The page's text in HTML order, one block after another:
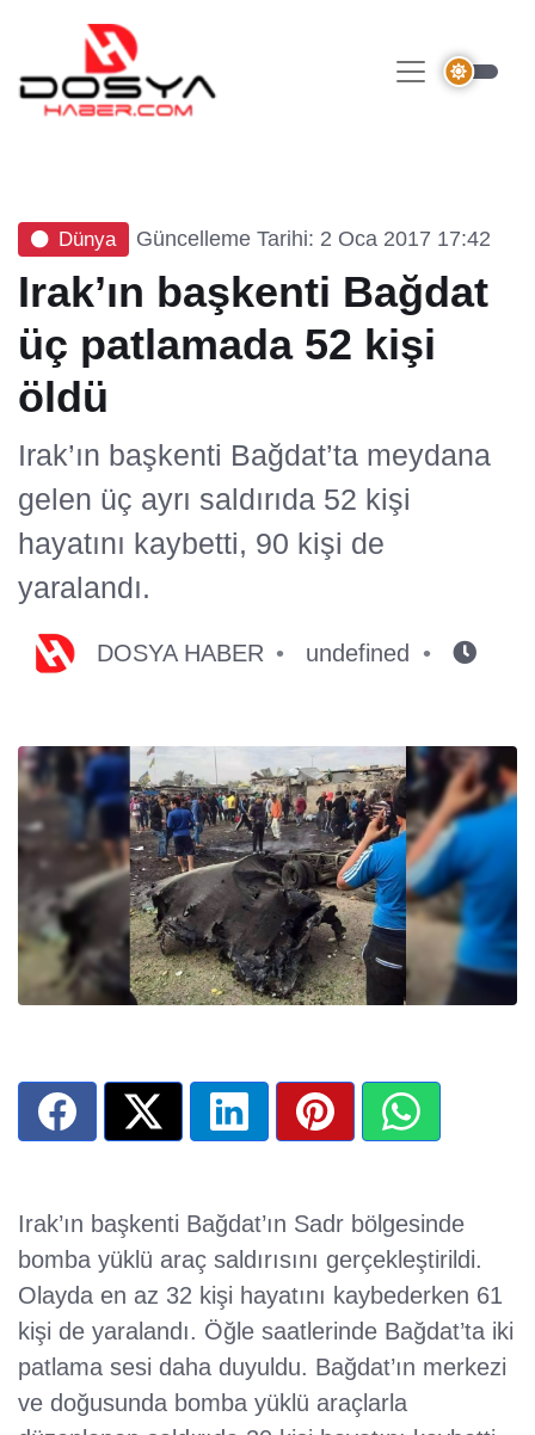
Dünya Güncelleme Tarihi: 2 Oca 2017 17:42
Irak’ın başkenti Bağdat
üç patlamada 52 kişi
öldü
Irak’ın başkenti Bağdat’ta meydana
gelen üç ayrı saldırıda 52 kişi
hayatını kaybetti, 90 kişi de
yaralandı.
DOSYA HABER undefined
Irak’ın başkenti Bağdat’ın Sadr bölgesinde
bomba yüklü araç saldırısını gerçekleştirildi.
Olayda en az 32 kişi hayatını kaybederken 61
kişi de yaralandı. Öğle saatlerinde Bağdat’ta iki
patlama sesi daha duyuldu. Bağdat’ın merkezi
ve doğusunda bomba yüklü araçlarla